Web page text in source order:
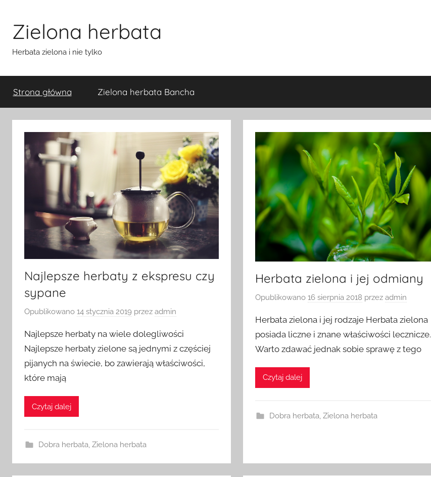
treściZielona herbata
Herbata zielona i nie tylko
Strona główna Zielona herbata Bancha
Najlepsze herbaty z ekspresu czy
sypane
Opublikowano 14 stycznia 2019 przez admin
Najlepsze herbaty na wiele dolegliwości
Najlepsze herbaty zielone są jednymi z częściej
pijanych na świecie, bo zawierają właściwości,
które mają
Czytaj dalej
Dobra herbata, Zielona herbata
Herbata zielona i jej odmiany
Opublikowano16 sierpnia 2018 przezadmin
Herbata zielona i jej rodzaje Herbata zielona
posiada liczne i znane właściwości lecznicze.
Warto zdawać jednak sobie sprawę z tego
Czytaj dalej
Dobra herbata, Zielona herbata